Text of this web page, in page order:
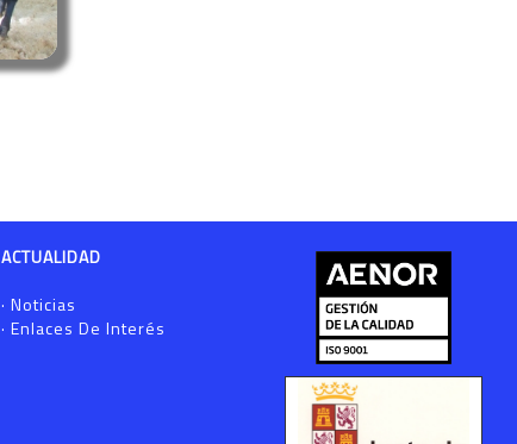
ACTUALIDAD
· Noticias
· Enlaces De Interés